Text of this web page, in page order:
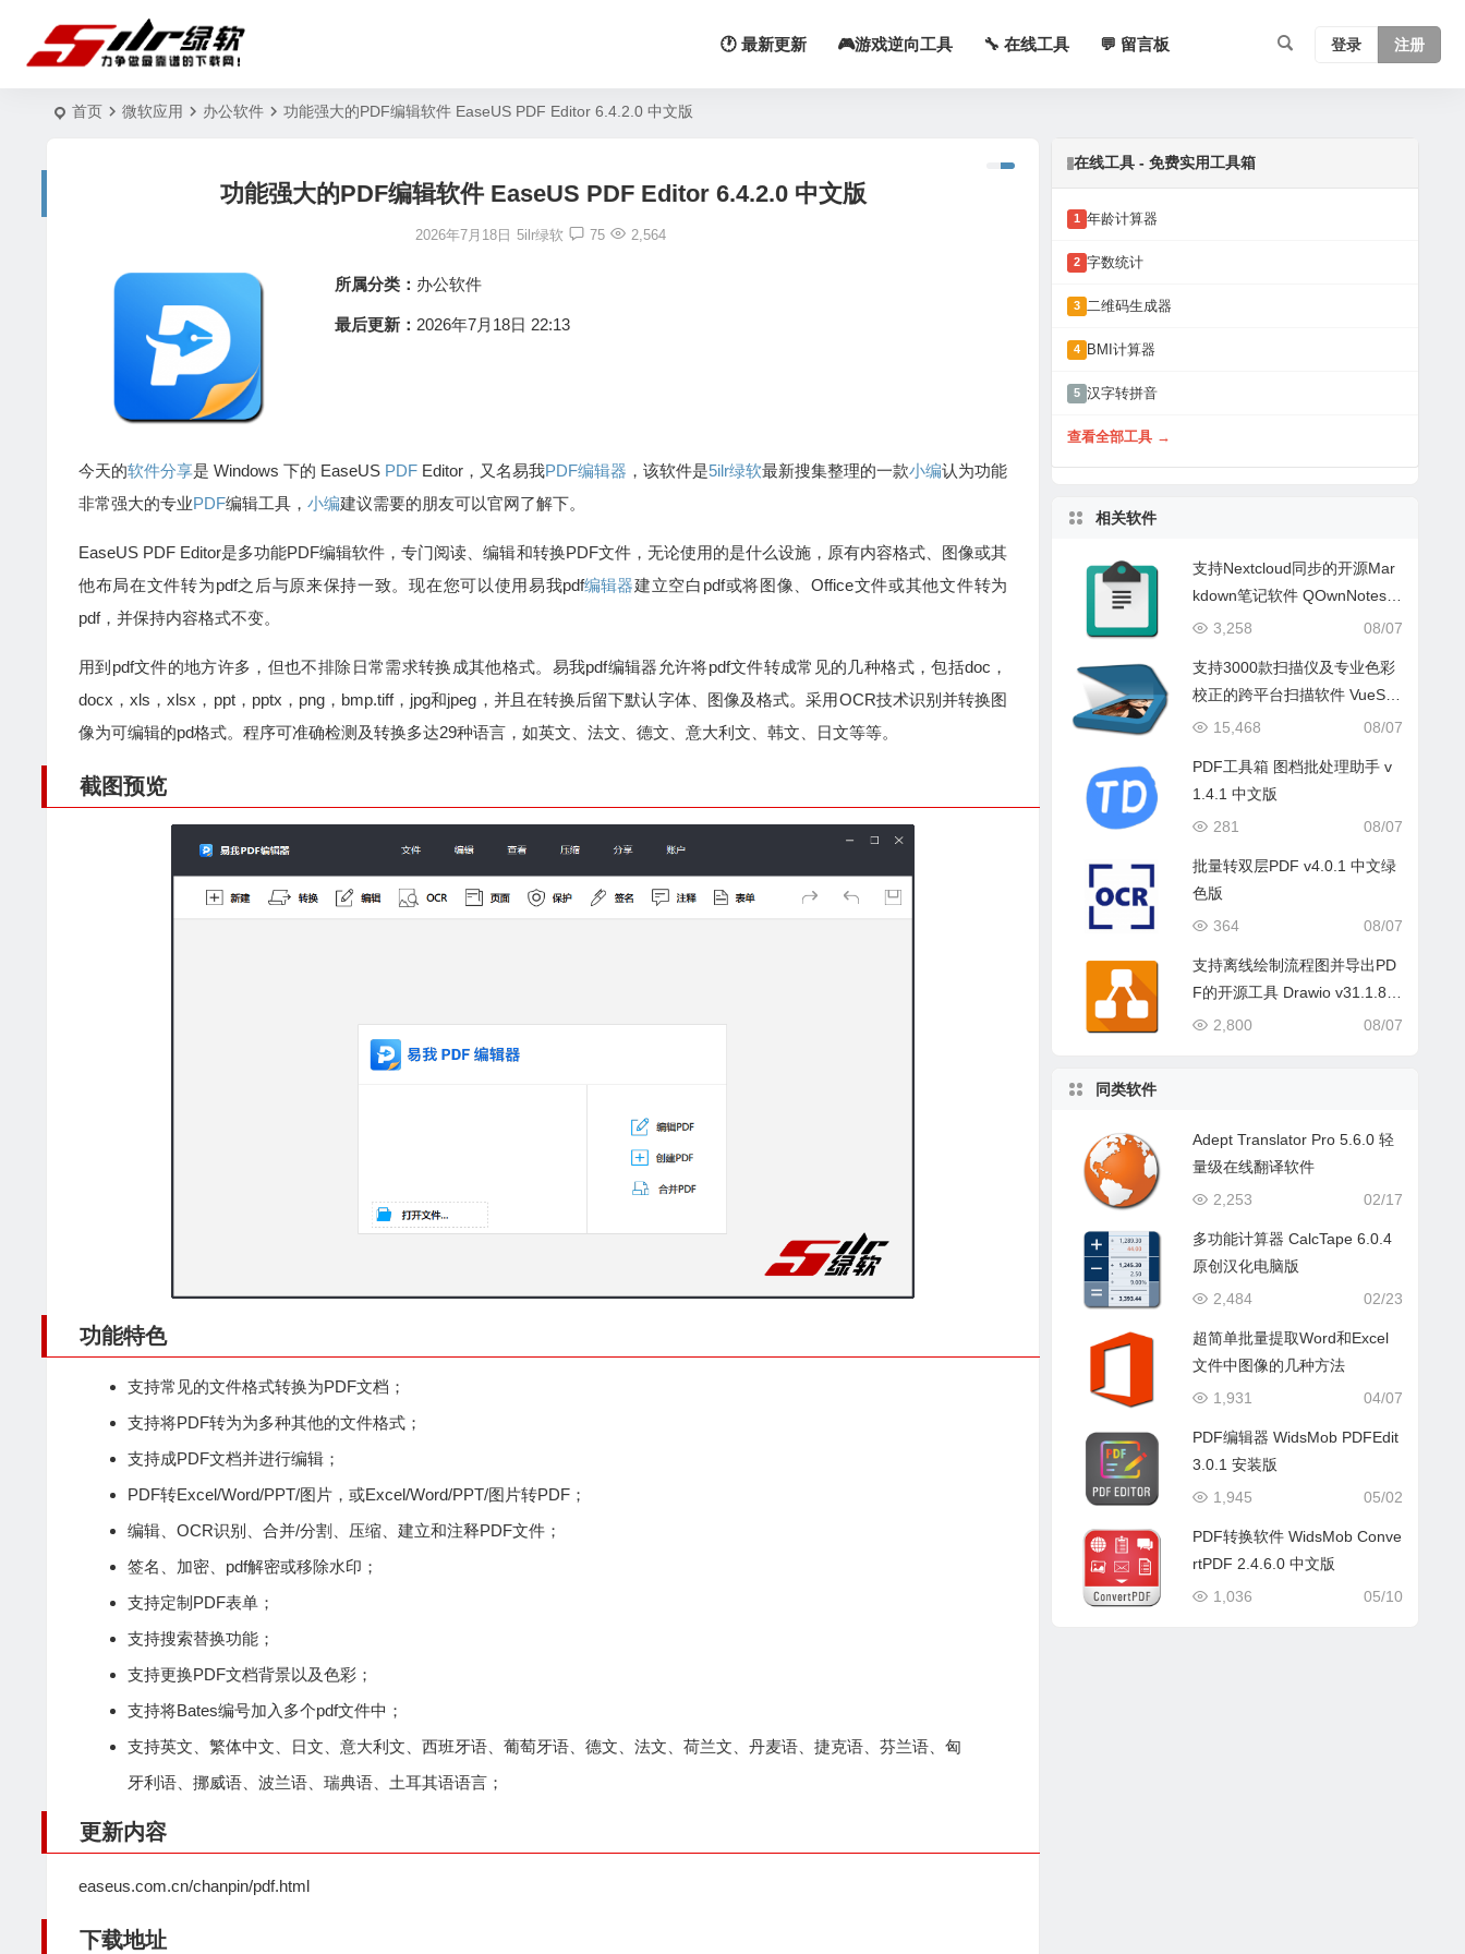
🕐 最新更新 🎮游戏逆向工具 🔧 在线工具 💬 留言板 登录 注册
首页 微软应用 办公软件 功能强大的PDF编辑软件 EaseUS PDF Editor 6.4.2.0 中文版
功能强大的PDF编辑软件 EaseUS PDF Editor 6.4.2.0 中文版
2026年7月18日 5ilr绿软 75 2,564
所属分类： 办公软件
最后更新： 2026年7月18日 22:13
今天的软件分享是 Windows 下的 EaseUS PDF Editor，又名易我PDF编辑器 ，该软件是5ilr绿软最新搜集整理的一款小编认为功能
非常强大的专业PDF编辑工具， 小编建议需要的朋友可以官网了解下。
EaseUS PDF Editor是多功能PDF编辑软件，专门阅读、编辑和转换PDF文件，无论使用的是什么设施，原有内容格式、图像或其
他布局在文件转为pdf之后与原来保持一致。现在您可以使用易我pdf编辑器建立空白pdf或将图像、Office文件或其他文件转为
pdf，并保持内容格式不变。
用到pdf文件的地方许多，但也不排除日常需求转换成其他格式。易我pdf编辑器允许将pdf文件转成常见的几种格式，包括doc，
docx，xls，xlsx，ppt，pptx，png，bmp.tiff，jpg和jpeg，并且在转换后留下默认字体、图像及格式。采用OCR技术识别并转换图
像为可编辑的pd格式。程序可准确检测及转换多达29种语言，如英文、法文、德文、意大利文、韩文、日文等等。
截图预览
功能特色
支持常见的文件格式转换为PDF文档；
支持将PDF转为为多种其他的文件格式；
支持成PDF文档并进行编辑；
PDF转Excel/Word/PPT/图片，或Excel/Word/PPT/图片转PDF；
编辑、OCR识别、合并/分割、压缩、建立和注释PDF文件；
签名、加密、pdf解密或移除水印；
支持定制PDF表单；
支持搜索替换功能；
支持更换PDF文档背景以及色彩；
支持将Bates编号加入多个pdf文件中；
支持英文、繁体中文、日文、意大利文、西班牙语、葡萄牙语、德文、法文、荷兰文、丹麦语、捷克语、芬兰语、匈
牙利语、挪威语、波兰语、瑞典语、土耳其语语言；
更新内容
easeus.com.cn/chanpin/pdf.html
下载地址
在线工具 - 免费实用工具箱
1 年龄计算器
2 字数统计
3 二维码生成器
4 BMI计算器
5 汉字转拼音
查看全部工具 →
相关软件
支持Nextcloud同步的开源Mar
kdown笔记软件 QOwnNotes v
26.8.2 中文版
08/07
3,258
支持3000款扫描仪及专业色彩
校正的跨平台扫描软件 VueSca
n Pro 9.8.56.12 中文版
08/07
15,468
PDF工具箱 图档批处理助手 v
1.4.1 中文版
08/07
281
批量转双层PDF v4.0.1 中文绿
色版
08/07
364
支持离线绘制流程图并导出PD
F的开源工具 Drawio v31.1.8
中文版
08/07
2,800
同类软件
Adept Translator Pro 5.6.0 轻
量级在线翻译软件
02/17
2,253
多功能计算器 CalcTape 6.0.4
原创汉化电脑版
02/23
2,484
超简单批量提取Word和Excel
文件中图像的几种方法
04/07
1,931
PDF编辑器 WidsMob PDFEdit
3.0.1 安装版
05/02
1,945
PDF转换软件 WidsMob Conve
rtPDF 2.4.6.0 中文版
05/10
1,036